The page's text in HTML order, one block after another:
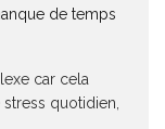
de temps
car cela
quotidien,